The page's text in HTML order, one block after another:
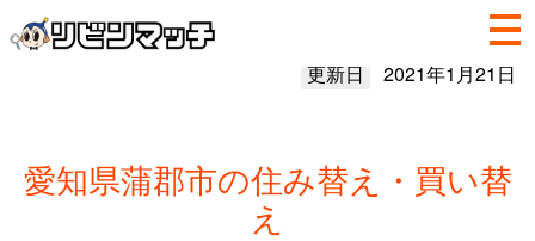
更新日 2021年1月21日
愛知県蒲郡市の住み替え・買い替
え